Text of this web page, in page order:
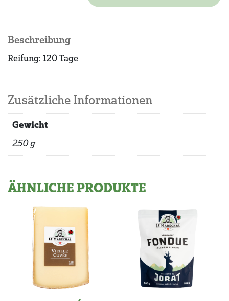
Beschreibung
Reifung: 120 Tage
Zusätzliche Informationen
Gewicht
250 g
ÄHNLICHE PRODUKTE